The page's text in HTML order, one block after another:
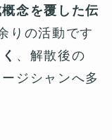
念を覆した伝
りの活動です
、解散後の
ジシャンへ多